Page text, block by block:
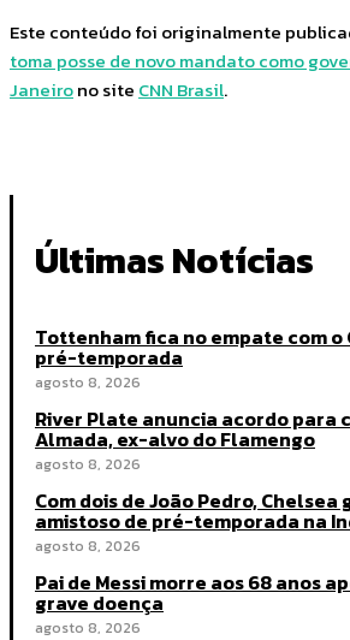
Este conteúdo foi originalmente
toma posse de novo mandato como
Janeirono site CNN Brasil.
Últimas Notícias
Tottenham fica no empate com o
pré-temporada
agosto 8, 2026
River Plate anuncia acordo para
Almada, ex-alvo do Flamengo
agosto 8, 2026
Com dois de João Pedro, Chelsea
amistoso de pré-temporada na
agosto 8, 2026
Pai de Messi morre aos 68 anos
grave doença
agosto 8, 2026